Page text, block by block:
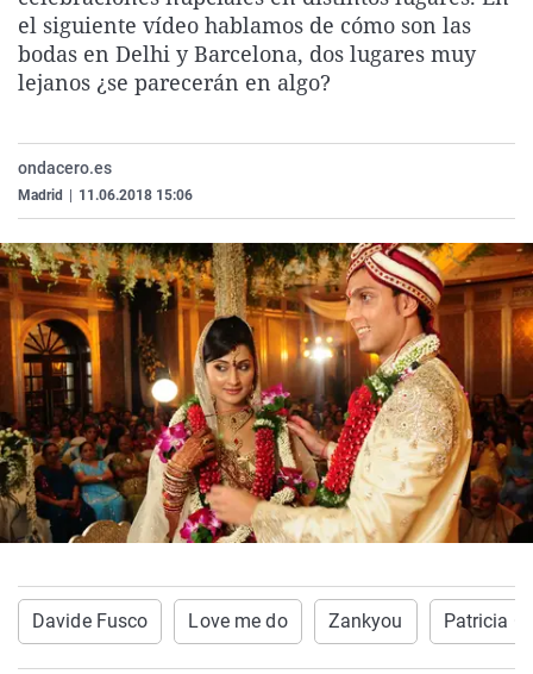
La rosa de los vientos
Gente viajera
Caso
Retornados
Operación Viuda
Extremadura
Galicia
Navarra
Virales
Televisión
el siguiente vídeo hablamos de cómo son las
bodas en Delhi y Barcelona, dos lugares muy
lejanos ¿se parecerán en algo?
ondacero.es
Madrid 11.06.2018 15:06
Davide Fusco Love me do Zankyou Patricia